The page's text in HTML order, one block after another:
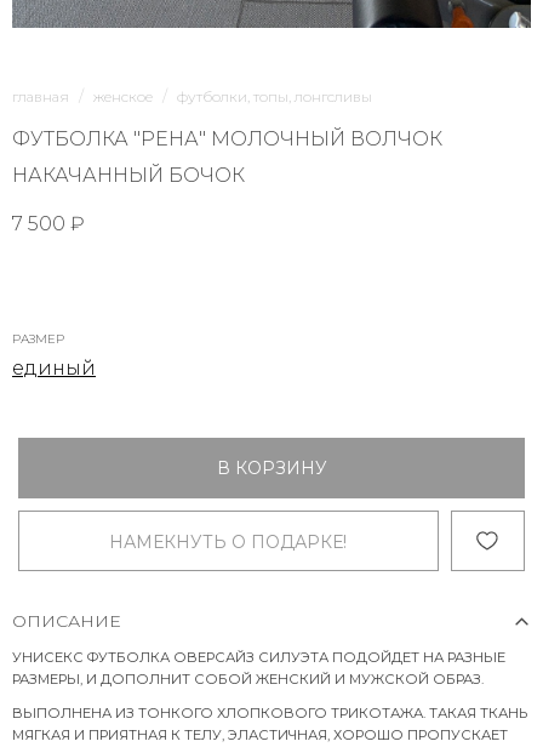
главная женское футболки, топы, лонгсливы
ФУТБОЛКА "РЕНА" МОЛОЧНЫЙ ВОЛЧОК
НАКАЧАННЫЙ БОЧОК
7 500 ₽
РАЗМЕР
единый
В КОРЗИНУ
НАМЕКНУТЬ О ПОДАРКЕ!
ОПИСАНИЕ
УНИСЕКС ФУТБОЛКА ОВЕРСАЙЗ СИЛУЭТА ПОДОЙДЕТ НА РАЗНЫЕ
РАЗМЕРЫ, И ДОПОЛНИТ СОБОЙ ЖЕНСКИЙ И МУЖСКОЙ ОБРАЗ.
ВЫПОЛНЕНА ИЗ ТОНКОГО ХЛОПКОВОГО ТРИКОТАЖА. ТАКАЯ ТКАНЬ
МЯГКАЯ И ПРИЯТНАЯ К ТЕЛУ, ЭЛАСТИЧНАЯ, ХОРОШО ПРОПУСКАЕТ